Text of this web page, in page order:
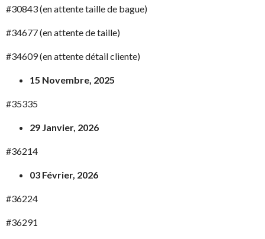
#30843 (en attente taille de bague)
#34677 (en attente de taille)
#34609 (en attente détail cliente)
15 Novembre, 2025
#35335
29 Janvier, 2026
#36214
03 Février, 2026
#36224
#36291